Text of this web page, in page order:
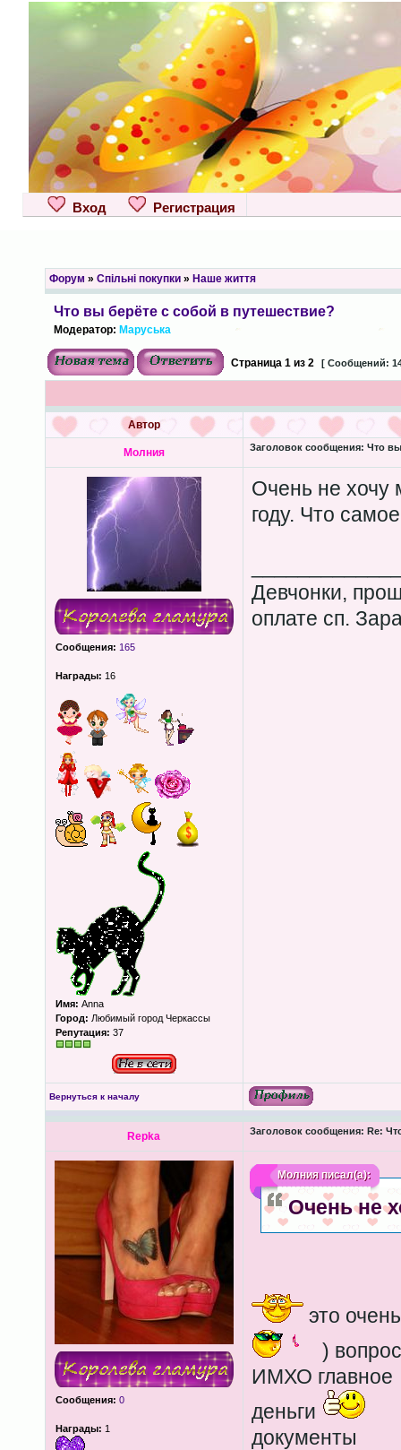
Вход Регистрация
Форум » Спільні покупки» Наше життя
Что вы берёте с собой в путешествие?
Модератор: Маруська
Страница 1из 2 [ Сообщений:
Автор
Молния Заголовок сообщения: Что
Сообщения: 165
Награды: 16
Имя: Anna
Город: Любимый город Черкассы
Репутация: 37
Очень не хочу
году. Что
Девчонки,
оплате сп.
Вернуться к началу
Repka Заголовок сообщения: Re:
Сообщения: 0
Награды: 1
Молнияписал(а):
Очень не
это
)
ИМХО главное
деньги
документы